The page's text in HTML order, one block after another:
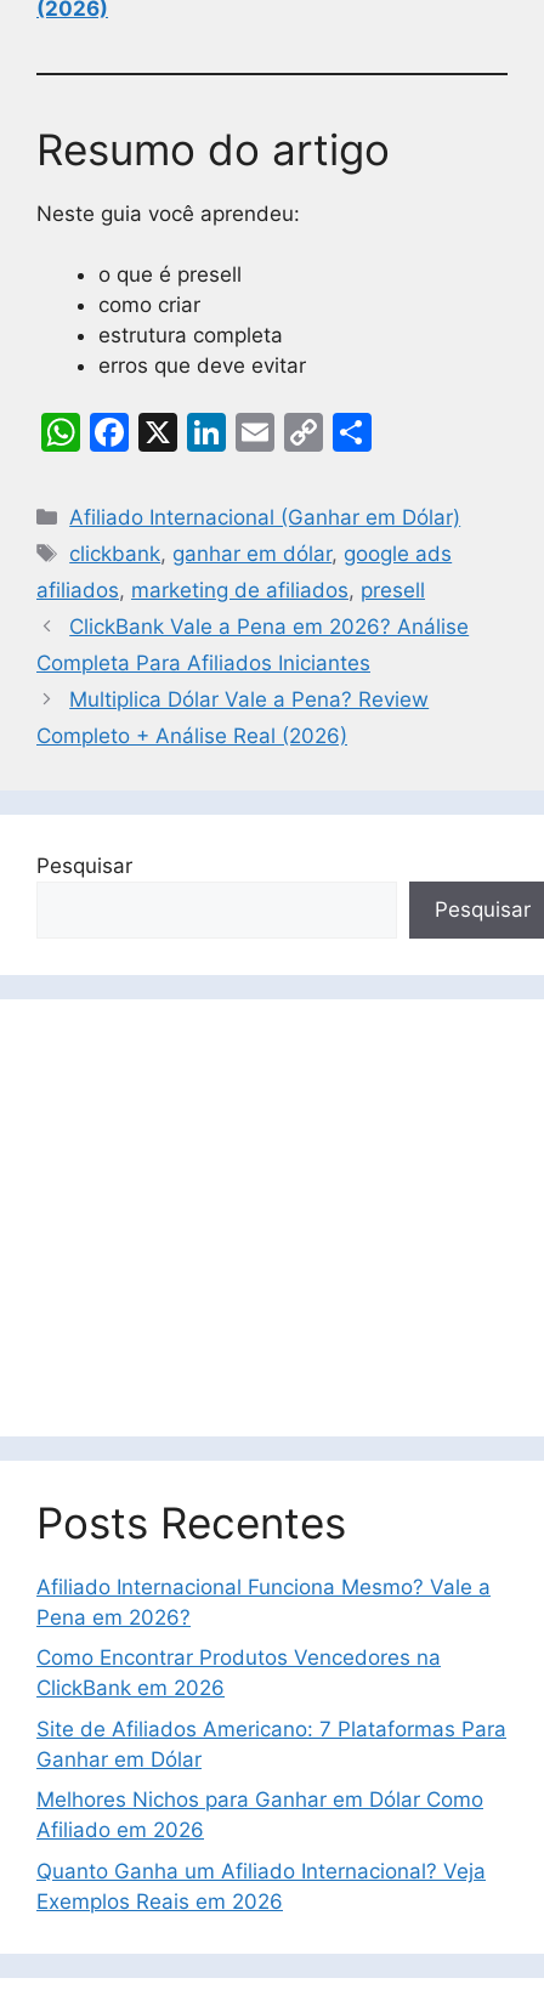
(2026)
Resumo do artigo
Neste guia você aprendeu:
o que é presell
como criar
estrutura completa
erros que deve evitar
W
at
s
A
p
p
F
c
e
b
o
o
k
X
Li
k
e
dI
n
E
ai
l
C
p
y
Li
n
k
ar
e
Afiliado Internacional (Ganhar em Dólar)
clickbank, ganhar em dólar, google ads
afiliados, marketing de afiliados, presell
ClickBank Vale a Pena em 2026? Análise
Completa Para Afiliados Iniciantes
Multiplica Dólar Vale a Pena? Review
Completo + Análise Real (2026)
Pesquisar
Pesquisar
Posts Recentes
Afiliado Internacional Funciona Mesmo? Vale a
Pena em 2026?
Como Encontrar Produtos Vencedores na
ClickBank em 2026
Site de Afiliados Americano: 7 Plataformas Para
Ganhar em Dólar
Melhores Nichos para Ganhar em Dólar Como
Afiliado em 2026
Quanto Ganha um Afiliado Internacional? Veja
Exemplos Reais em 2026